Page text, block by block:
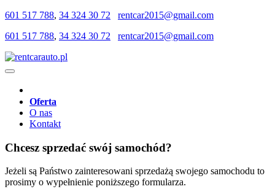
601 517 788, 34 324 30 72
rentcar2015@gmail.com
601 517 788, 34 324 30 72 rentcar2015@gmail.com
Oferta
O nas
Kontakt
Chcesz sprzedać swój samochód?
Jeżeli są Państwo zainteresowani sprzedażą swojego samochodu to
prosimy o wypełnienie poniższego formularza.